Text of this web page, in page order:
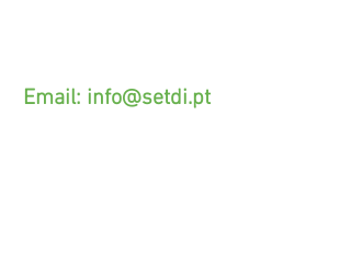
Email: info@setdi.pt